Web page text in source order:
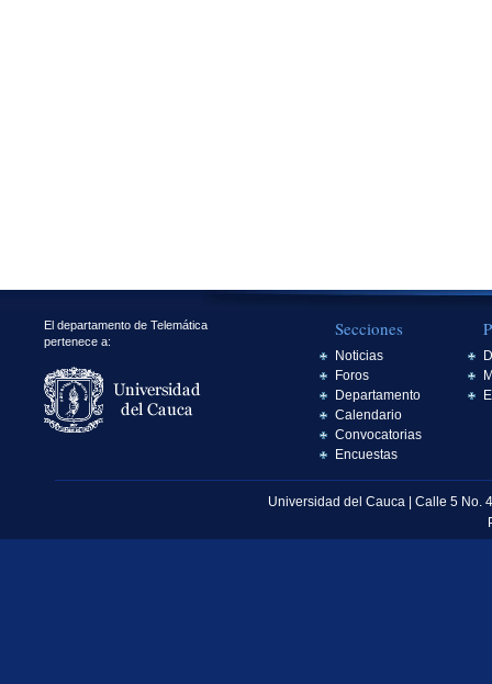
El departamento de Telemática
pertenece a:
Secciones
Noticias
Foros
Departamento
Calendario
Convocatorias
Encuestas
Universidad del Cauca | Calle 5 No.